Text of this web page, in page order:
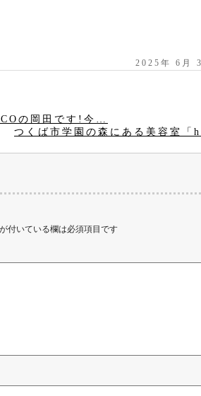
2025年 6月
の岡田です!今…
つくば市学園の森にある美容室
が付いている欄は必須項目です